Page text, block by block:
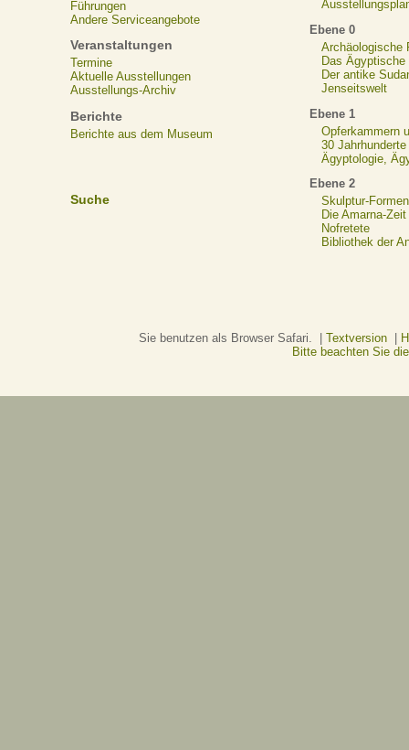
Führungen
Andere Serviceangebote
Veranstaltungen
Termine
Aktuelle Ausstellungen
Ausstellungs-Archiv
Berichte
Berichte aus dem Museum
Suche
Ebene 0
Archäologische
Das Ägyptische
Der antike
Jenseitswelt
Ebene 1
Opferkammern
30
Ägyptologie,
Ebene 2
Skulptur-Formen
Die Amarna-Zeit
Nofretete
Bibliothek der
Sie benutzen als Browser Safari. | Textversion|
Bitte beachten Sie